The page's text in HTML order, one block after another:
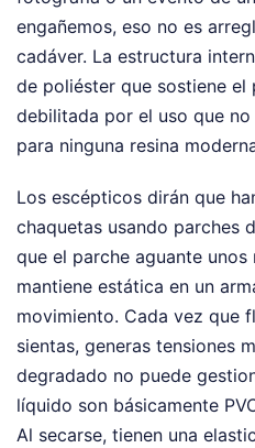
engañemos, eso no es
cadáver. La estructura
de poliéster que sostiene el
debilitada por el uso que
para ninguna resina
Los escépticos dirán que
chaquetas usando parches
que el parche aguante unos
mantiene estática en un
movimiento. Cada vez que
sientas, generas tensiones
degradado no puede
líquido son básicamente
Al secarse, tienen una